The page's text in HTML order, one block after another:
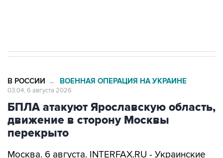
В РОССИИ → ВОЕННАЯ ОПЕРАЦИЯ НА УКРАИНЕ
03:04, 6 августа 2026
БПЛА атакуют Ярославскую область,
движение в сторону Москвы
перекрыто
Москва. 6 августа. INTERFAX.RU - Украинские